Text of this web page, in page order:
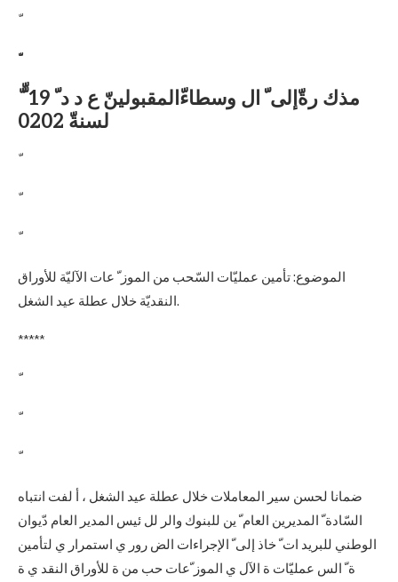
ّ مذك رةّإلى ّ ال وسطاءّالمقبولينّ ع د د ّ 19 ّّ
لسنةّ 0202
الموضوع: تأمين عمليّات السّحب من الموز ّ عات الآليّة للأوراق
النقديّة خلال عطلة عيد الشغل.
*****
ضمانا لحسن سير المعاملات خلال عطلة عيد الشغل ، أ لفت انتباه
السّادة ّ المديرين العام ّ ين للبنوك والر لل ئيس المدير العام دّيوان
الوطني للبريد ات ّ خاذ إلى ّ الإجراءات الض رور ي استمرار ي لتأمين
ة ّ الس عمليّات ة الآل ي الموز ّعات حب من ة للأوراق النقد ي ة